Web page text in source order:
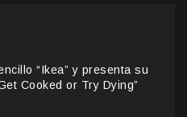
“Ikea” y presenta su
Cooked or Try Dying”